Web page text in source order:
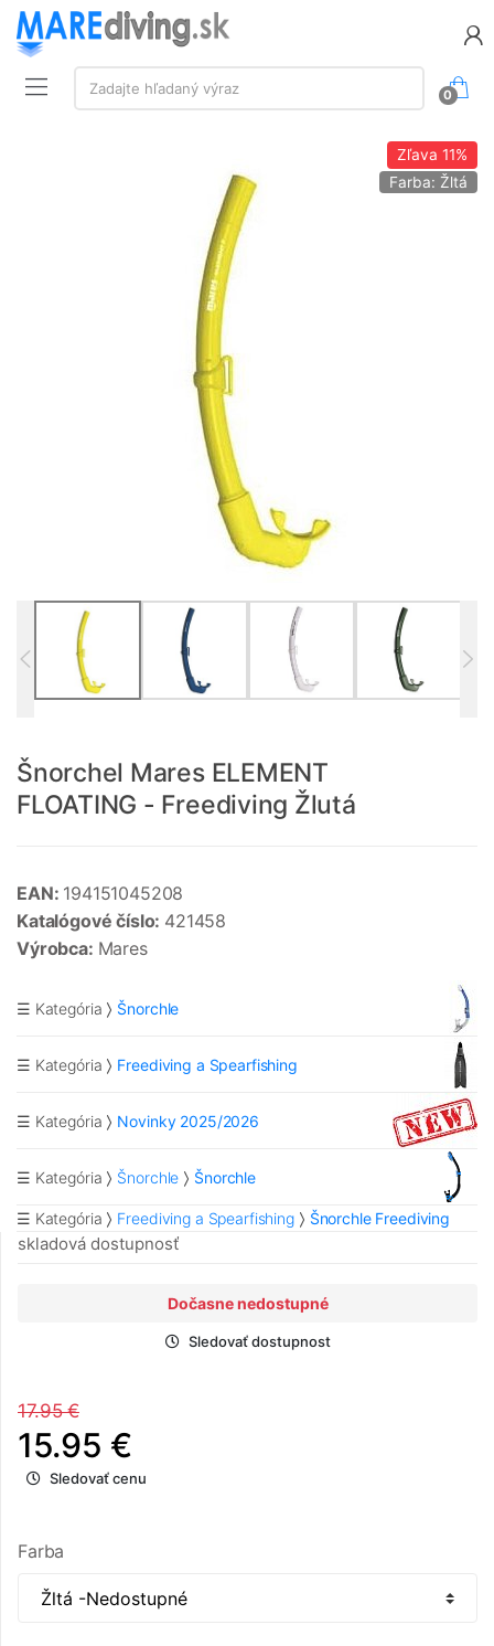
Vyhľadávanie:
Zadajte hľadaný výraz
0
Zľava 11%
Farba: Žltá
Šnorchel Mares ELEMENT
FLOATING - Freediving Žlutá
EAN: 194151045208
Katalógové číslo: 421458
Výrobca: Mares
☰ Kategória Šnorchle
☰ Kategória Freediving a Spearfishing
☰ Kategória Novinky 2025/2026
☰ Kategória Šnorchle Šnorchle
☰ Kategória Freediving a Spearfishing Šnorchle Freediving
skladová dostupnosť
Dočasne nedostupné
Sledovať dostupnost
17.95 €
15.95 €
Sledovať cenu
Farba